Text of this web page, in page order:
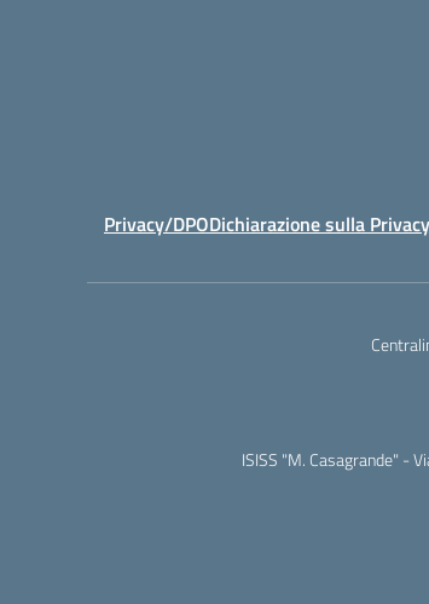
Privacy/DPODichiarazione sulla
ISISS "M. Casagrande" -